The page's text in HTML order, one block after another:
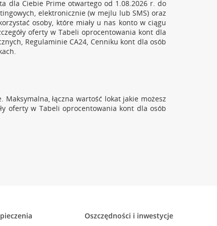
dla Ciebie Prime otwartego od 1.08.2026 r. do
elektronicznie (w mejlu lub SMS) oraz
osoby, które miały u nas konto w ciągu
oferty w Tabeli oprocentowania kont dla
Regulaminie CA24, Cenniku kont dla osób
łączna wartość lokat jakie możesz
oferty w Tabeli oprocentowania kont dla osób
Oszczędności i inwestycje